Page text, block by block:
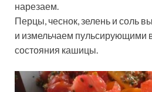
нарезаем.
Перцы, чеснок, зелень и соль
и измельчаем пульсирующими
состояния кашицы.